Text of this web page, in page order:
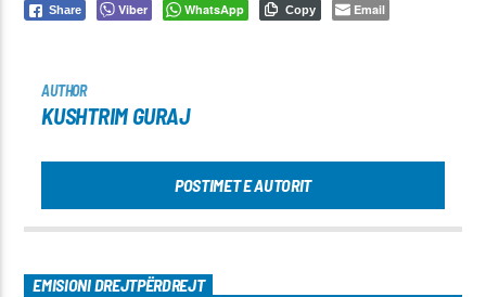
Share Viber WhatsApp Copy Email
AUTHOR
KUSHTRIM GURAJ
POSTIMET E AUTORIT
EMISIONI DREJTPËRDREJT